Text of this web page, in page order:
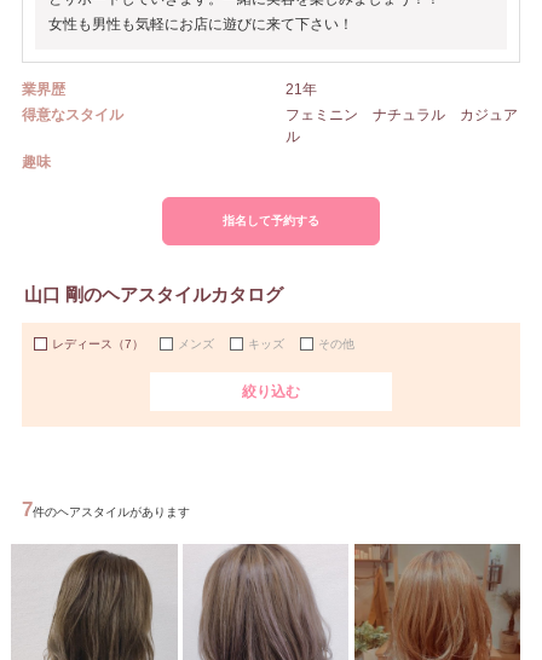
女性も男性も気軽にお店に遊びに来て下さい！
業界歴
21年
得意なスタイル
フェミニン ナチュラル カジュア
ル
趣味
指名して予約する
山口 剛のヘアスタイルカタログ
レディース （7） メンズ キッズ その他
絞り込む
7件のヘアスタイルがあります